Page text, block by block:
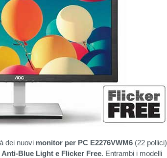
dei nuovi monitor per PC E2276VWM6 (22 pollici)
Blue Light e Flicker Free. Entrambi i modelli